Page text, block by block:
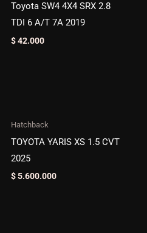
Toyota SW4 4X4 SRX 2.8
TDI 6 A/T 7A 2019
$42.000
Hatchback
TOYOTA YARIS XS 1.5 CVT
2025
$5.600.000